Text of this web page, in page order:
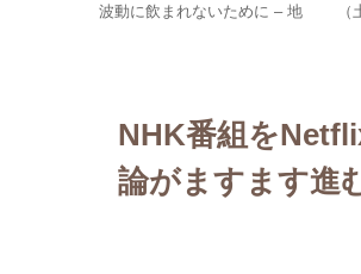
波動に飲まれないために – 地
NHK番組を
論がますます進